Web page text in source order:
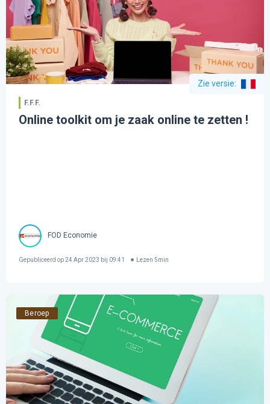
Zie versie:
F.F.F.
Online toolkit om je zaak online te zetten !
FOD Economie
Gepubliceerd op24 Apr 2023 bij 09:41 Lezen 5min
Beroep